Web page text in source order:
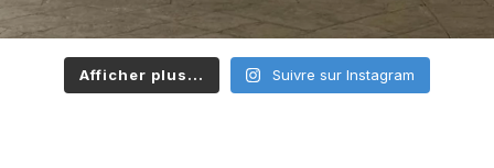
Afficher plus... Suivre sur Instagram